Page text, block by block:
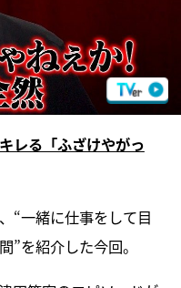
レる「ふざけやがっ
“一緒に仕事をして目
”を紹介した今回。